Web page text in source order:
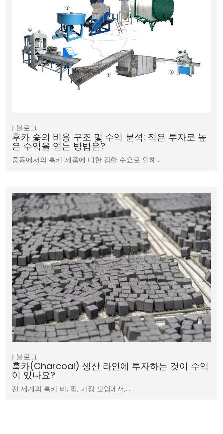
블로그
후카 숯의 비용 구조 및 수익 분석: 적은 투자로 높
은 수익을 얻는 방법은?
중동에서의 훅카 제품에 대한 강한 수요로 인해...
블로그
훅카(charcoal) 생산 라인에 투자하는 것이 수익
이 있나요?
전 세계의 훅카 바, 펍, 가정 모임에서,…